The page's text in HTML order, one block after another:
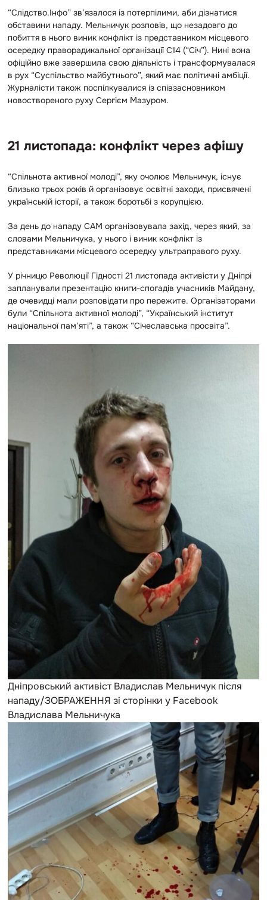
“Слідство.Інфо” зв’язалося із потерпілими, аби дізнатися
обставини нападу. Мельничук розповів, що незадовго до
побиття в нього виник конфлікт із представником місцевого
осередку праворадикальної організації С14 (“Січ”). Нині вона
офіційно вже завершила свою діяльність і трансформувалася
в рух “Суспільство майбутнього”, який має політичні амбіції.
Журналісти також поспілкувалися із співзасновником
новоствореного руху Сергієм Мазуром.
21 листопада: конфлікт через афішу
“Спільнота активної молоді”, яку очолює Мельничук, існує
близько трьох років й організовує освітні заходи, присвячені
українській історії, а також боротьбі з корупцією.
За день до нападу САМ організовувала захід, через який, за
словами Мельничука, у нього і виник конфлікт із
представниками місцевого осередку ультраправого руху.
У річницю Революції Гідності 21 листопада активісти у Дніпрі
запланували презентацію книги-спогадів учасників Майдану,
де очевидці мали розповідати про пережите. Організаторами
були “Спільнота активної молоді”, “Український інститут
національної пам’яті”, а також “Січеславська просвіта”.
Дніпровський активіст Владислав Мельничук після
нападу/ЗОБРАЖЕННЯ зі сторінки у Facebook
Владислава Мельничука